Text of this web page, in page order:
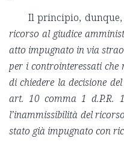
Il principio, dunque,
ricorso al giudice
atto impugnato in via
per i controinteressati
di chiedere la decisione
art. 10 comma 1 d.P.R.
l’inammissibilità del
stato già impugnato con